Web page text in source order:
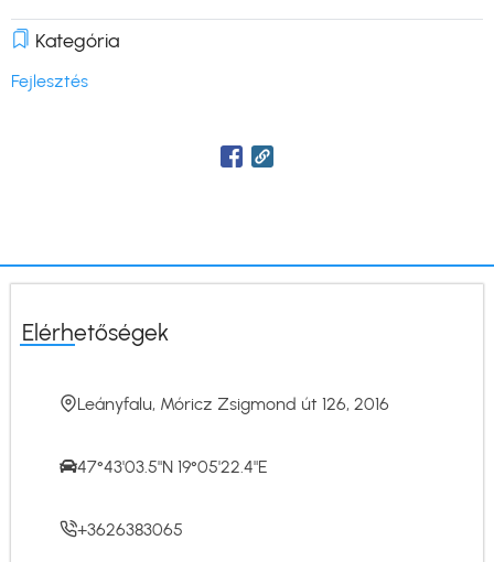
Kategória
Fejlesztés
Elérhetőségek
Leányfalu, Móricz Zsigmond út 126, 2016
47°43'03.5"N 19°05'22.4"E
+3626383065